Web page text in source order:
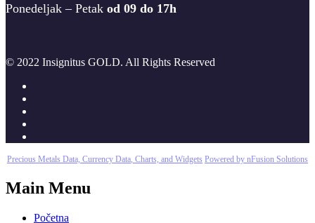
Ponedeljak – Petak od 09 do 17h
© 2022 Insignitus GOLD. All Rights Reserved
Precious Metals Data, Currency Data, Charts, and Widgets Powered by nFusion Solutions
Main Menu
Početna